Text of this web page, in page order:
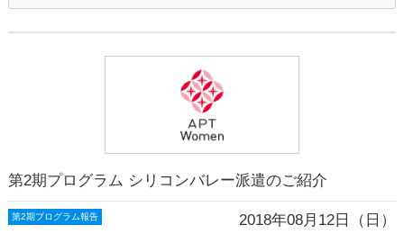
第2期プログラム シリコンバレー派遣のご紹介
第2期プログラム報告 2018年08月12日（日）